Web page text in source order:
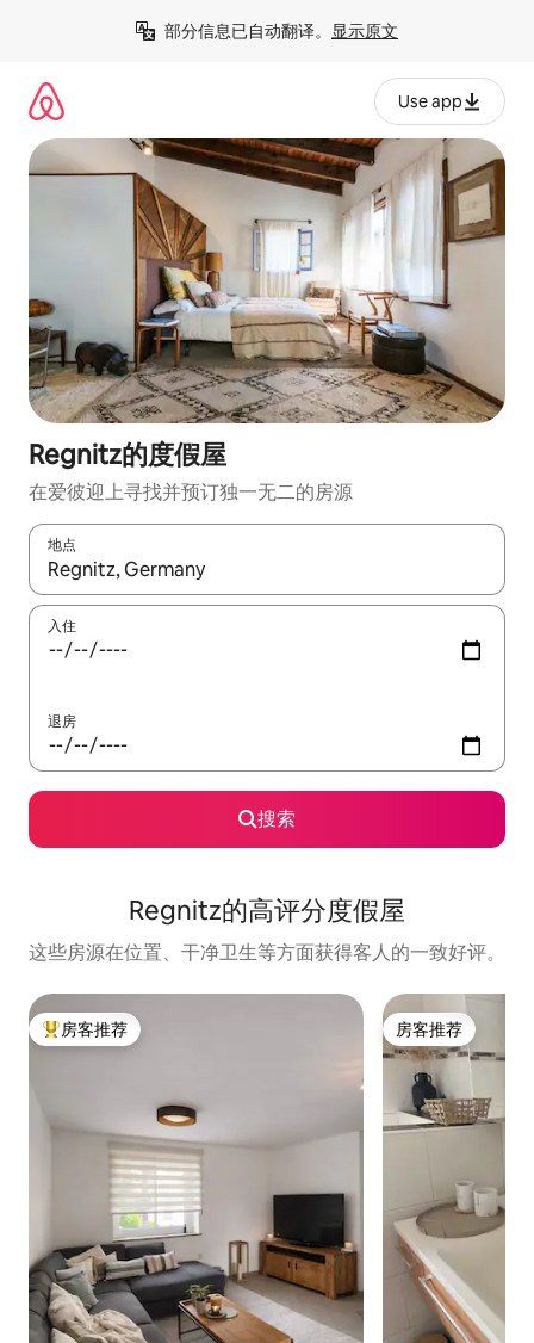
部分信息已自动翻译。 显示原文
Use app
Regnitz的度假屋
在爱彼迎上寻找并预订独一无二的房源
地点
如有搜索结果，请使用上下方向键查看，或通过点击或滑动手势
入住
退房
搜索
Regnitz的高评分度假屋
这些房源在位置、干净卫生等方面获得客人的一致好评。
热门「房客推荐」
房客推荐 房客推荐
房客推荐